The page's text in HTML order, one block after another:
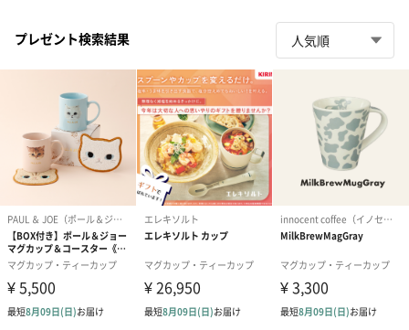
プレゼント検索結果